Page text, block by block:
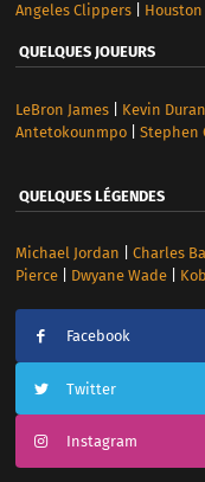
Angeles Clippers|
QUELQUES JOUEURS
LeBron James| Kevin
Antetokounmpo| Stephen
QUELQUES LÉGENDES
Michael Jordan Charles
Pierce| Dwyane Wade|
Facebook
Twitter
Instagram